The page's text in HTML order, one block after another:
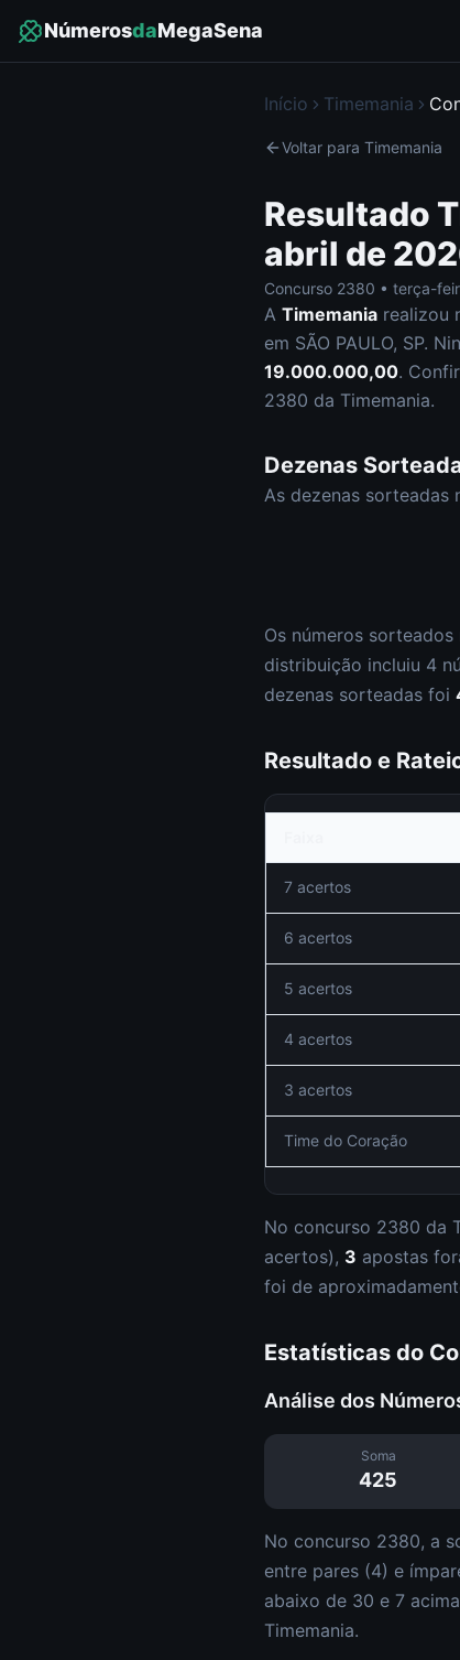
NúmerosdaMegaSena
Início Timemania
Voltar para Timemania
Resultado
abril de
Concurso 2380 • terça-
A Timemania realizou
em SÃO PAULO, SP.
19.000.000,00.
2380 da Timemania.
Dezenas
As dezenas sorteadas
Os números
distribuição incluiu 4
dezenas sorteadas foi
Resultado e
7 acertos
6 acertos
5 acertos
4 acertos
3 acertos
Time do Coração
No concurso 2380 da
acertos), 3 apostas
foi de
Estatísticas do
Análise dos
Soma
425
No concurso 2380, a
entre pares (4) e
abaixo de 30 e 7
Timemania.